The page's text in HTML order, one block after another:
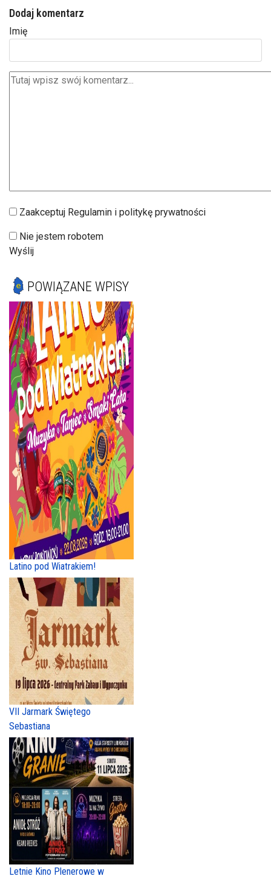
Dodaj komentarz
Imię
Zaakceptuj Regulamin i politykę prywatności
Nie jestem robotem
Wyślij
POWIĄZANE WPISY
Latino pod Wiatrakiem!
VII Jarmark Świętego
Sebastiana
Letnie Kino Plenerowe w